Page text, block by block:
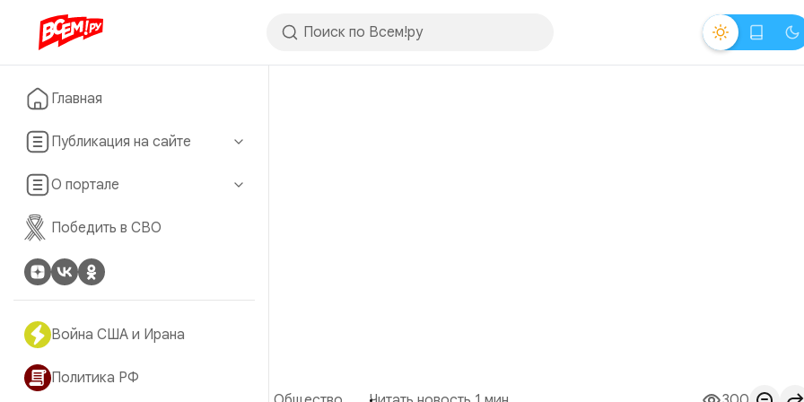
Главная
Публикация на сайте
О портале
Победить в СВО
Война США и Ирана
Политика РФ